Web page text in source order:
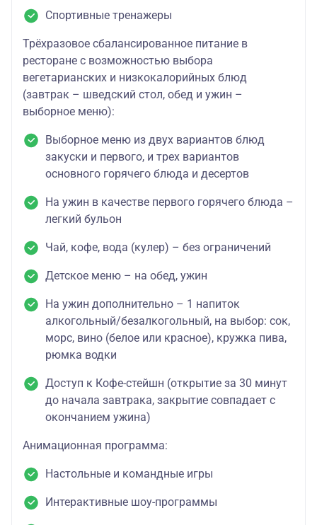
Спортивные тренажеры
Трёхразовое сбалансированное питание в
ресторане с возможностью выбора
вегетарианских и низкокалорийных блюд
(завтрак – шведский стол, обед и ужин –
выборное меню):
Выборное меню из двух вариантов блюд
закуски и первого, и трех вариантов
основного горячего блюда и десертов
На ужин в качестве первого горячего блюда –
легкий бульон
Чай, кофе, вода (кулер) – без ограничений
Детское меню – на обед, ужин
На ужин дополнительно – 1 напиток
алкогольный/безалкогольный, на выбор: сок,
морс, вино (белое или красное), кружка пива,
рюмка водки
Доступ к Кофе-стейшн (открытие за 30 минут
до начала завтрака, закрытие совпадает с
окончанием ужина)
Анимационная программа:
Настольные и командные игры
Интерактивные шоу-программы